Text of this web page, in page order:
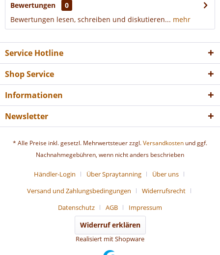
Bewertungen
0
Bewertungen lesen, schreiben und diskutieren... mehr
Service Hotline
Shop Service
Informationen
Newsletter
* Alle Preise inkl. gesetzl. Mehrwertsteuer zzgl.Versandkosten und ggf.
Nachnahmegebühren, wenn nicht anders beschrieben
Händler-Login Über Spraytanning
Über uns
Versand und Zahlungsbedingungen
Widerrufsrecht
Datenschutz
AGB Impressum
Widerruf erklären
Realisiert mit Shopware